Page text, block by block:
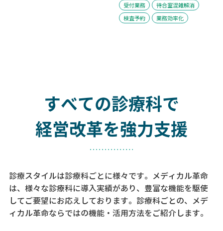
受付業務
待合室混雑解消
検査予約
業務効率化
すべての診療科で
経営改革を強力支援
診療スタイルは診療科ごとに様々です。メディカル革命
は、様々な診療科に導入実績があり、 豊富な機能を駆使
してご要望にお応えしております。 診療科ごとの、メデ
ィカル革命ならではの機能・活用方法をご紹介します。